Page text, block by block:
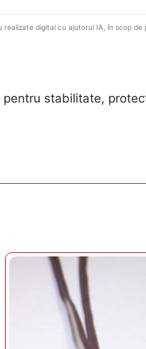
digital cu ajutorul IA, în scop de
stabilitate,